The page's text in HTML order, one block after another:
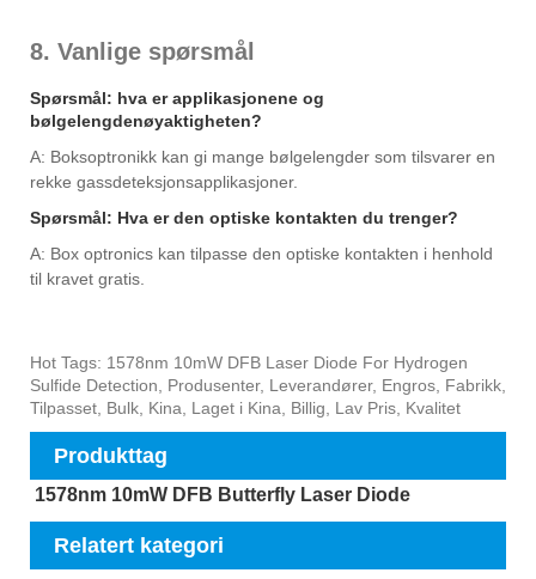
8. Vanlige spørsmål
Spørsmål: hva er applikasjonene og
bølgelengdenøyaktigheten?
A: Boksoptronikk kan gi mange bølgelengder som tilsvarer en
rekke gassdeteksjonsapplikasjoner.
Spørsmål: Hva er den optiske kontakten du trenger?
A: Box optronics kan tilpasse den optiske kontakten i henhold
til kravet gratis.
Hot Tags: 1578nm 10mW DFB Laser Diode For Hydrogen
Sulfide Detection, Produsenter, Leverandører, Engros, Fabrikk,
Tilpasset, Bulk, Kina, Laget i Kina, Billig, Lav Pris, Kvalitet
Produkttag
1578nm 10mW DFB Butterfly Laser Diode
Relatert kategori